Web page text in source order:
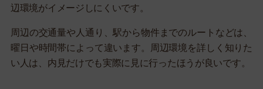
辺環境がイメージしにくいです。
周辺の交通量や人通り、駅から物件までのルートなどは、
曜日や時間帯によって違います。周辺環境を詳しく知りた
い人は、内見だけでも実際に見に行ったほうが良いです。